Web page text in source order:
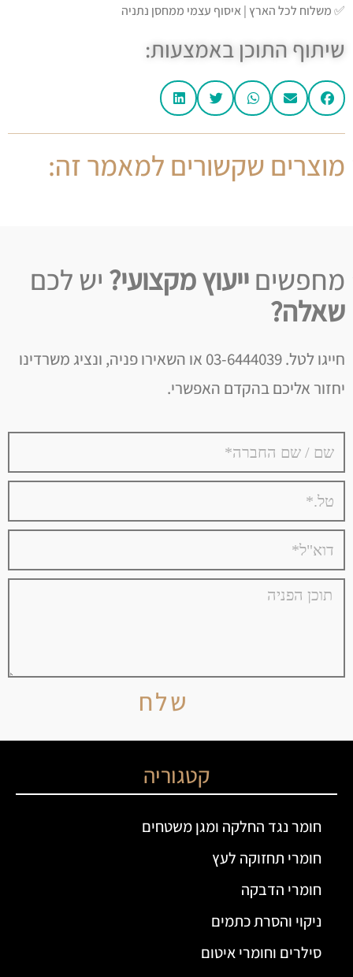
✅ משלוח לכל הארץ | איסוף עצמי ממחסן נתניה
שיתוף התוכן באמצעות:
מוצרים שקשורים למאמר זה:
מחפשיםייעוץ מקצועי? יש לכם
שאלה?
חייגו לטל. 03-6444039 או השאירו פניה, ונציג משרדינו
יחזור אליכם בהקדם האפשרי.
שלח
קטגוריה
חומר נגד החלקה ומגן משטחים
חומרי תחזוקה לעץ
חומרי הדבקה
ניקוי והסרת כתמים
סילרים וחומרי איטום